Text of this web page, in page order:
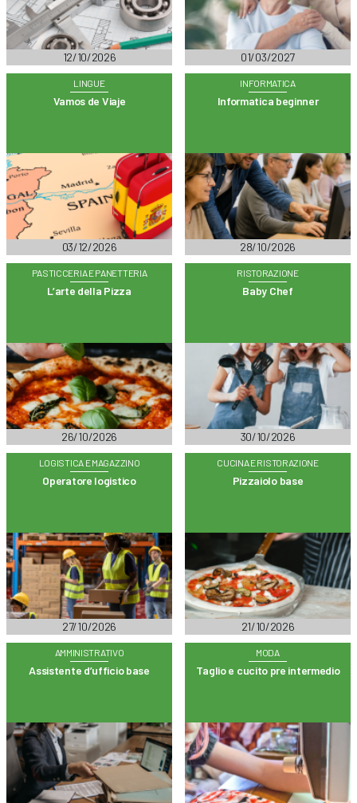
12/10/2026 01/03/2027
LINGUE
Vamos de Viaje
03/12/2026
INFORMATICA
Informatica beginner
28/10/2026
PASTICCERIA E PANETTERIA
L’arte della Pizza
26/10/2026
RISTORAZIONE
Baby Chef
30/10/2026
LOGISTICA E MAGAZZINO
Operatore logistico
27/10/2026
CUCINA E RISTORAZIONE
Pizzaiolo base
21/10/2026
AMMINISTRATIVO
Assistente d’ufficio base
MODA
Taglio e cucito pre intermedio